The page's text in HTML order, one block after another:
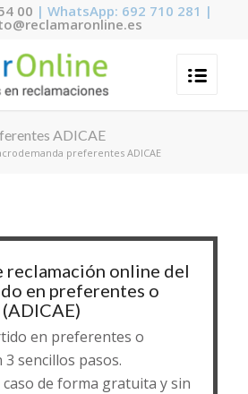
00 | WhatsApp: 692 710 281 |
ADICAE
preferentes ADICAE
reclamación online del
en preferentes o
en preferentes o
sencillos pasos.
de forma gratuita y sin